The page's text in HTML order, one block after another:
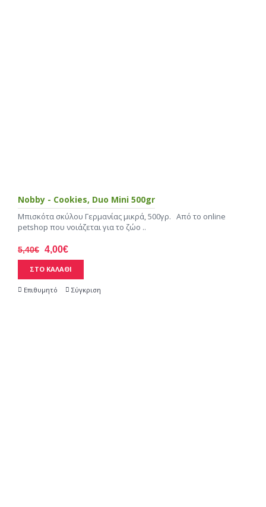
Nobby - Cookies, Duo Mini 500gr
Μπισκότα σκύλου Γερμανίας μικρά, 500γρ. Από το online
petshop που νοιάζεται για το ζώο ..
5,40€ 4,00€
ΣΤΟ ΚΑΛΑΘΙ
Επιθυμητό Σύγκριση